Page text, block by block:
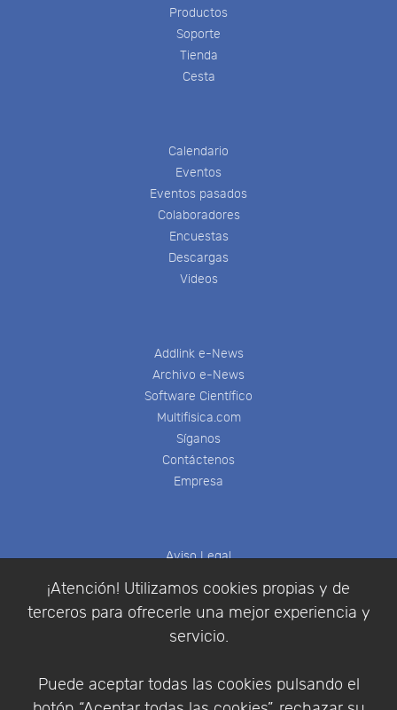
¡Atención! Utilizamos cookies propias y de
terceros para ofrecerle una mejor experiencia y
servicio.
Puede aceptar todas las cookies pulsando el
Productos
Soporte
Tienda
Cesta
Calendario
Eventos
Eventos pasados
Colaboradores
Encuestas
Descargas
Videos
Addlink e-News
Archivo e-News
Software Científico
Multifisica.com
Síganos
Contáctenos
Empresa
Aviso Legal
Política de Privacidad
Condiciones de compra
Identificarse